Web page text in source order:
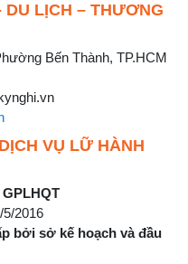
DU LỊCH – THƯƠNG
Bến Thành, TP.HCM
VỤ LỮ HÀNH
GPLHQT
2016
bởi sở kế hoạch và đầu